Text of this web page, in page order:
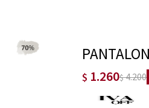
$ 1.260$4.200